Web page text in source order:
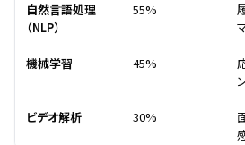
自然言語処理
（NLP）
55%
機械学習 45%
ビデオ解析 30%